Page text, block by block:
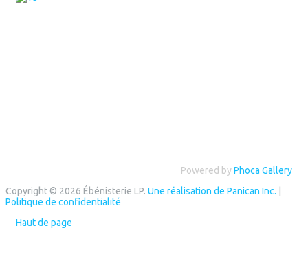
Powered byPhoca Gallery
Copyright © 2026 Ébénisterie LP. Une réalisation de Panican Inc.
Politique de confidentialité
Haut de page